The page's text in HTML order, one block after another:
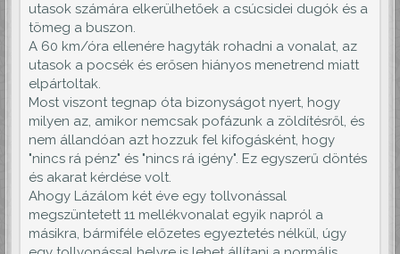
utasok számára elkerülhetőek a csúcsidei dugók és a
tömeg a buszon.
A 60 km/óra ellenére hagyták rohadni a vonalat, az
utasok a pocsék és erősen hiányos menetrend miatt
elpártoltak.
Most viszont tegnap óta bizonyságot nyert, hogy
milyen az, amikor nemcsak pofázunk a zöldítésről, és
nem állandóan azt hozzuk fel kifogásként, hogy
"nincs rá pénz" és "nincs rá igény". Ez egyszerű döntés
és akarat kérdése volt.
Ahogy Lázálom két éve egy tollvonással
megszüntetett 11 mellékvonalat egyik napról a
másikra, bármiféle előzetes egyeztetés nélkül, úgy